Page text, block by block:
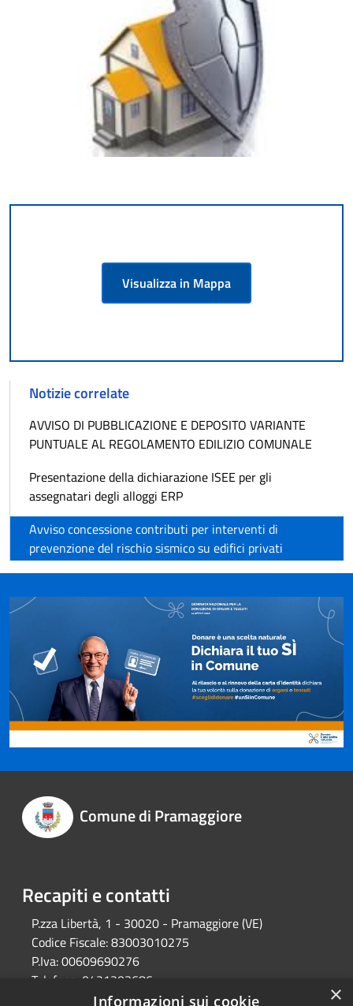
Visualizza in Mappa
Notizie correlate
AVVISO DI PUBBLICAZIONE E DEPOSITO VARIANTE
PUNTUALE AL REGOLAMENTO EDILIZIO COMUNALE
Presentazione della dichiarazione ISEE per gli
assegnatari degli alloggi ERP
Avviso concessione contributi per interventi di
prevenzione del rischio sismico su edifici privati
Comune di Pramaggiore
Recapiti e contatti
P.zza Libertà, 1 - 30020 - Pramaggiore (VE)
Codice Fiscale:83003010275
P.Iva:00609690276
Telefono: 0421203686
protocollo@comune.pramaggiore.ve.it ×
Informazioni sui cookie